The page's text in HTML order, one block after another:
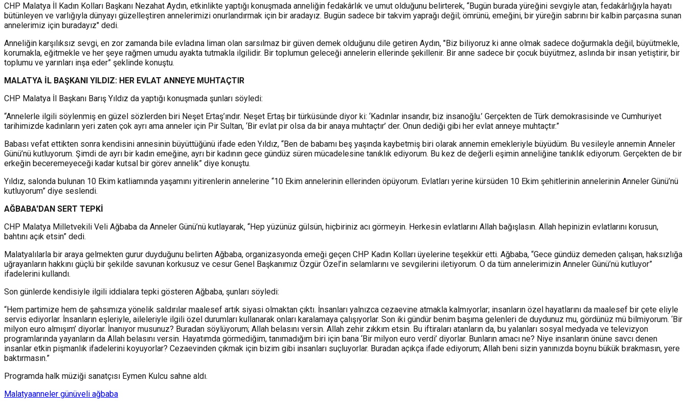
CHP Malatya İl Kadın Kolları Başkanı Nezahat Aydın, etkinlikte yaptığı konuşmada anneliğin fedakârlık ve umut olduğunu belirterek, “Bugün burada yüreğini sevgiyle atan, fedakârlığıyla hayatı
bütünleyen ve varlığıyla dünyayı güzelleştiren annelerimizi onurlandırmak için bir aradayız. Bugün sadece bir takvim yaprağı değil; ömrünü, emeğini, bir yüreğin sabrını bir kalbin parçasına sunan
annelerimiz için buradayız" dedi.
Anneliğin karşılıksız sevgi, en zor zamanda bile evladına liman olan sarsılmaz bir güven demek olduğunu dile getiren Aydın, "Biz biliyoruz ki anne olmak sadece doğurmakla değil, büyütmekle,
korumakla, eğitmekle ve her şeye rağmen umudu ayakta tutmakla ilgilidir. Bir toplumun geleceği annelerin ellerinde şekillenir. Bir anne sadece bir çocuk büyütmez, aslında bir insan yetiştirir, bir
toplumu ve yarınları inşa eder” şeklinde konuştu.
MALATYA İL BAŞKANI YILDIZ: HER EVLAT ANNEYE MUHTAÇTIR
CHP Malatya İl Başkanı Barış Yıldız da yaptığı konuşmada şunları söyledi:
“Annelerle ilgili söylenmiş en güzel sözlerden biri Neşet Ertaş’ındır. Neşet Ertaş bir türküsünde diyor ki: ‘Kadınlar insandır, biz insanoğlu.’ Gerçekten de Türk demokrasisinde ve Cumhuriyet
tarihimizde kadınların yeri zaten çok ayrı ama anneler için Pir Sultan, ‘Bir evlat pir olsa da bir anaya muhtaçtır’ der. Onun dediği gibi her evlat anneye muhtaçtır.”
Babası vefat ettikten sonra kendisini annesinin büyüttüğünü ifade eden Yıldız, “Ben de babamı beş yaşında kaybetmiş biri olarak annemin emekleriyle büyüdüm. Bu vesileyle annemin Anneler
Günü’nü kutluyorum. Şimdi de ayrı bir kadın emeğine, ayrı bir kadının gece gündüz süren mücadelesine tanıklık ediyorum. Bu kez de değerli eşimin anneliğine tanıklık ediyorum. Gerçekten de bir
erkeğin beceremeyeceği kadar kutsal bir görev annelik” diye konuştu.
Yıldız, salonda bulunan 10 Ekim katliamında yaşamını yitirenlerin annelerine “10 Ekim annelerinin ellerinden öpüyorum. Evlatları yerine kürsüden 10 Ekim şehitlerinin annelerinin Anneler Günü’nü
kutluyorum” diye seslendi.
AĞBABA'DAN SERT TEPKİ
CHP Malatya Milletvekili Veli Ağbaba da Anneler Günü’nü kutlayarak, “Hep yüzünüz gülsün, hiçbiriniz acı görmeyin. Herkesin evlatlarını Allah bağışlasın. Allah hepinizin evlatlarını korusun,
bahtını açık etsin” dedi.
Malatyalılarla bir araya gelmekten gurur duyduğunu belirten Ağbaba, organizasyonda emeği geçen CHP Kadın Kolları üyelerine teşekkür etti. Ağbaba, “Gece gündüz demeden çalışan, haksızlığa
uğrayanların hakkını güçlü bir şekilde savunan korkusuz ve cesur Genel Başkanımız Özgür Özel’in selamlarını ve sevgilerini iletiyorum. O da tüm annelerimizin Anneler Günü’nü kutluyor”
ifadelerini kullandı.
Son günlerde kendisiyle ilgili iddialara tepki gösteren Ağbaba, şunları söyledi:
“Hem partimize hem de şahsımıza yönelik saldırılar maalesef artık siyasi olmaktan çıktı. İnsanları yalnızca cezaevine atmakla kalmıyorlar; insanların özel hayatlarını da maalesef bir çete eliyle
servis ediyorlar. İnsanların eşleriyle, aileleriyle ilgili özel durumları kullanarak onları karalamaya çalışıyorlar. Son iki gündür benim başıma gelenleri de duydunuz mu, gördünüz mü bilmiyorum. ‘Bir
milyon euro almışım’ diyorlar. İnanıyor musunuz? Buradan söylüyorum; Allah belasını versin. Allah zehir zıkkım etsin. Bu iftiraları atanların da, bu yalanları sosyal medyada ve televizyon
programlarında yayanların da Allah belasını versin. Hayatımda görmediğim, tanımadığım biri için bana ‘Bir milyon euro verdi’ diyorlar. Bunların amacı ne? Niye insanların önüne savcı denen
insanlar etkin pişmanlık ifadelerini koyuyorlar? Cezaevinden çıkmak için bizim gibi insanları suçluyorlar. Buradan açıkça ifade ediyorum; Allah beni sizin yanınızda boynu bükük bırakmasın, yere
baktırmasın.”
Programda halk müziği sanatçısı Eymen Kulcu sahne aldı.
Malatyaanneler günüveli ağbaba